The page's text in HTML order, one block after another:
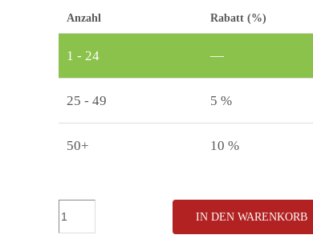
Anzahl Rabatt (%)
1 - 24 —
25 - 49 5 %
50+ 10 %
50
Gramm
IN DEN WARENKORB